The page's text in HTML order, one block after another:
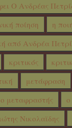
Ο Ανδρέας
ποίηση
η
από Ανδρέα
κριτικός
μετάφραση
ο μεταφραστής
ο
Νικολαϊδης